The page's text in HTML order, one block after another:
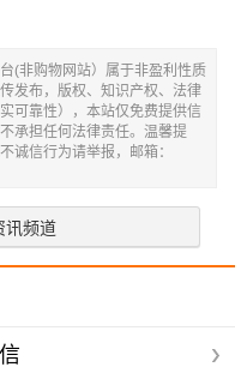
(非购物网站）属于非盈利性质
发布，版权、知识产权、法律
可靠性），本站仅免费提供信
承担任何法律责任。温馨提
诚信行为请举报，邮箱：
讯频道